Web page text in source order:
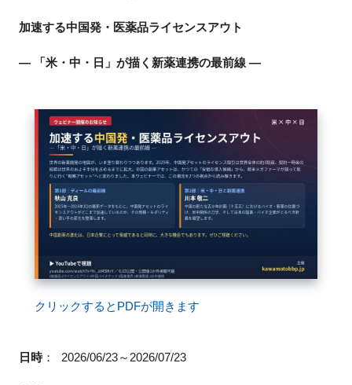
イベントお知らせメール登録
加速する中国発・医薬品ライセンスアウト
― 「米・中・日」が描く新薬連携の最前線 ―
クリックするとPDFが開きます
日時： 2026/06/23～2026/07/23